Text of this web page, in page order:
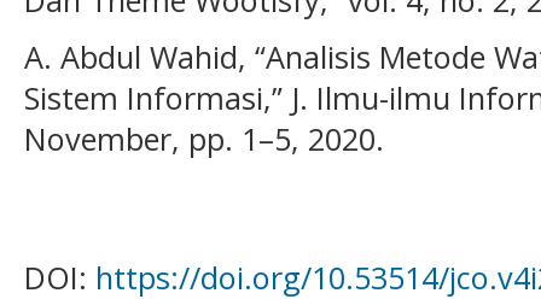
A. Abdul Wahid, “Analisis Metode
Sistem Informasi,” J. Ilmu-ilmu
November, pp. 1–5, 2020.
DOI: https://doi.org/10.53514/